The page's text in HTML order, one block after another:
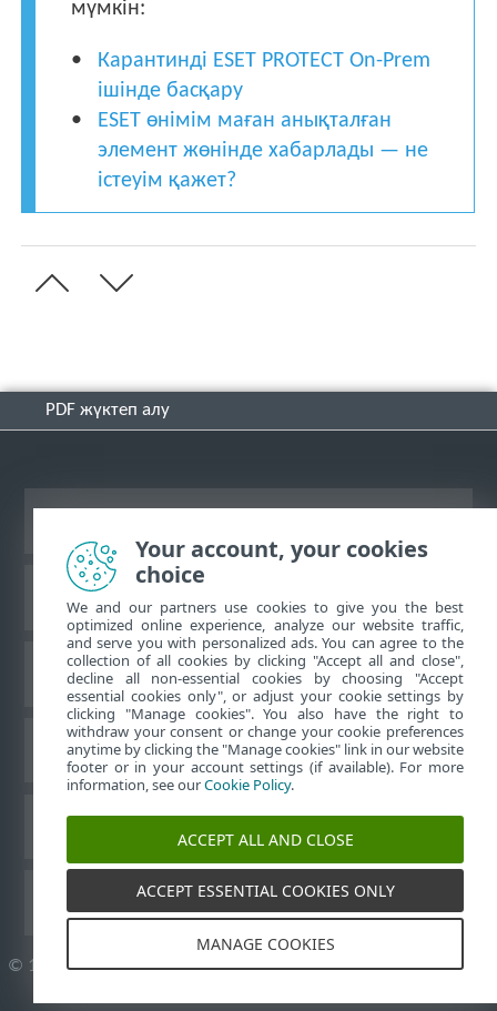
мүмкін:
Карантинді ESET PROTECT On-Prem
ішінде басқару
ESET өнімім маған анықталған
элемент жөнінде хабарлады — не
істеуім қажет?
PDF жүктеп алу
ESET білім қоры
ESET форумы
Аймақтық қолдау
ESET пайдаланушы нұсқаулықтары
© 1992-2026ESET, spol. s r.o. - Барлық құқықтары қорғалған.
Your account, your cookies
choice
We and our partners use cookies to give you the best
optimized online experience, analyze our website traffic,
and serve you with personalized ads. You can agree to the
collection of all cookies by clicking "Accept all and close",
decline all non-essential cookies by choosing "Accept
essential cookies only", or adjust your cookie settings by
clicking "Manage cookies". You also have the right to
withdraw your consent or change your cookie preferences
anytime by clicking the "Manage cookies" link in our website
footer or in your account settings (if available). For more
information, see ourCookie Policy.
ACCEPT ALL AND CLOSE
ACCEPT ESSENTIAL COOKIES ONLY
MANAGE COOKIES